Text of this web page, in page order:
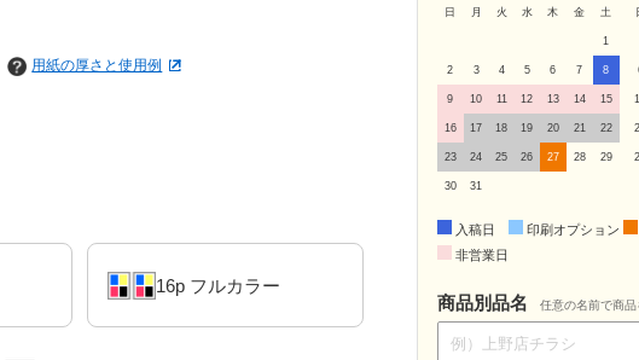
用紙の厚さと使用例
16p フルカラー
日 月 火 水 木 金 土
1
2 3 4 5 6 7 8
9 10 11 12 13 14 15
16 17 18 19 20 21 22
23 24 25 26 27 28 29
30 31
入稿日 印刷オプション
非営業日
商品別品名 任意の名前で商